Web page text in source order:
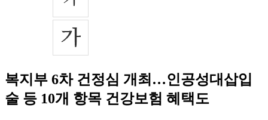
복지부 6차 건정심 개최…인공성대삽입
술 등 10개 항목 건강보험 혜택도